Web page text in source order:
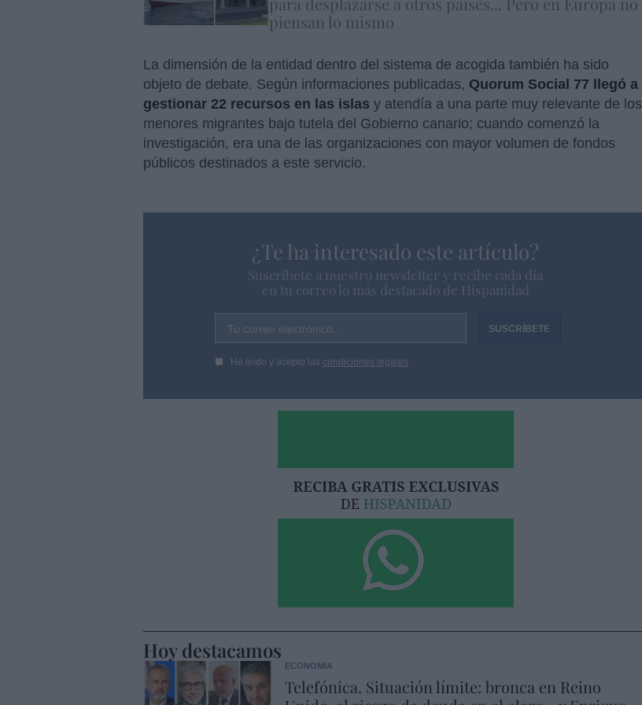
piensan lo mismo
La dimensión de la entidad dentro del sistema de acogida también ha sido
objeto de debate. Según informaciones publicadas, Quorum Social 77 llegó a
gestionar 22 recursos en las islas y atendía a una parte muy relevante de los
menores migrantes bajo tutela del Gobierno canario; cuando comenzó la
investigación, era una de las organizaciones con mayor volumen de fondos
públicos destinados a este servicio.
¿Te ha interesado este artículo?
Suscríbete a nuestro newsletter y recibe cada dia
en tu correo lo más destacado de Hispanidad
Tu correo electrónico...
He leído y acepto las condiciones legales
Hoy destacamos
ECONOMÍA
Telefónica. Situación límite: bronca en Reino